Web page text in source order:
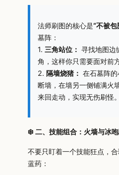
法师刷图的核心是“不被包
墓阵：
1. 三角站位： 寻找地图边
角，这样你只需要面对前
2. 隔墙烧猪： 在石墓阵
断墙，在墙另一侧铺满火
来回走动，实现无伤刷怪。
❄️ 二、技能组合：火墙与冰
不要只盯着一个技能狂点，
蓝药：